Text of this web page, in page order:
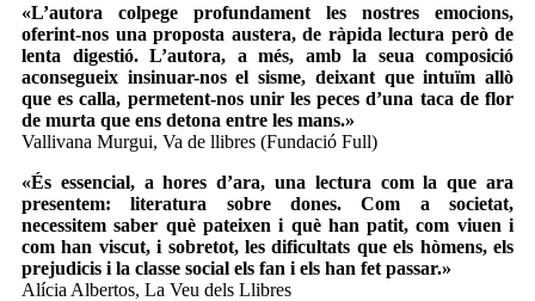
«L’autora colpege profundament les nostres emocions,
oferint-nos una proposta austera, de ràpida lectura però de
lenta digestió. L’autora, a més, amb la seua composició
aconsegueix insinuar-nos el sisme, deixant que intuïm allò
que es calla, permetent-nos unir les peces d’una taca de flor
de murta que ens detona entre les mans.»
Vallivana Murgui, Va de llibres (Fundació Full)
«És essencial, a hores d’ara, una lectura com la que ara
presentem: literatura sobre dones. Com a societat,
necessitem saber què pateixen i què han patit, com viuen i
com han viscut, i sobretot, les dificultats que els hòmens, els
prejudicis i la classe social els fan i els han fet passar.»
Alícia Albertos, La Veu dels Llibres